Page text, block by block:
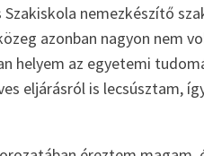
nemezkészítő
azonban nagyon nem
az egyetemi
eljárásról is lecsúsztam,